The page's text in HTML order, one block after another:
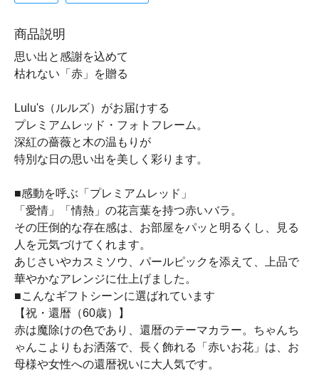
商品説明
思い出と感謝を込めて
枯れない「赤」を贈る
Lulu's（ルルズ）がお届けする
プレミアムレッド・フォトフレーム。
深紅の薔薇と木の温もりが
特別な日の思い出を美しく彩ります。
■感動を呼ぶ「プレミアムレッド」
「愛情」「情熱」の花言葉を持つ赤いバラ。
その圧倒的な存在感は、お部屋をパッと明るくし、見る
人を元気づけてくれます。
あじさいやカスミソウ、パールピックを添えて、上品で
華やかなアレンジに仕上げました。
■こんなギフトシーンに選ばれています
【祝・還暦（60歳）】
赤は魔除けの色であり、還暦のテーマカラー。ちゃんち
ゃんこよりもお洒落で、長く飾れる「赤いお花」は、お
母様や女性への還暦祝いに大人気です。